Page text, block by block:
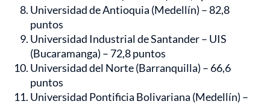
Universidad de Antioquia (Medellín) – 82,8
puntos
Universidad Industrial de Santander – UIS
(Bucaramanga) – 72,8 puntos
Universidad del Norte (Barranquilla) – 66,6
puntos
Universidad Pontificia Bolivariana (Medellín) –